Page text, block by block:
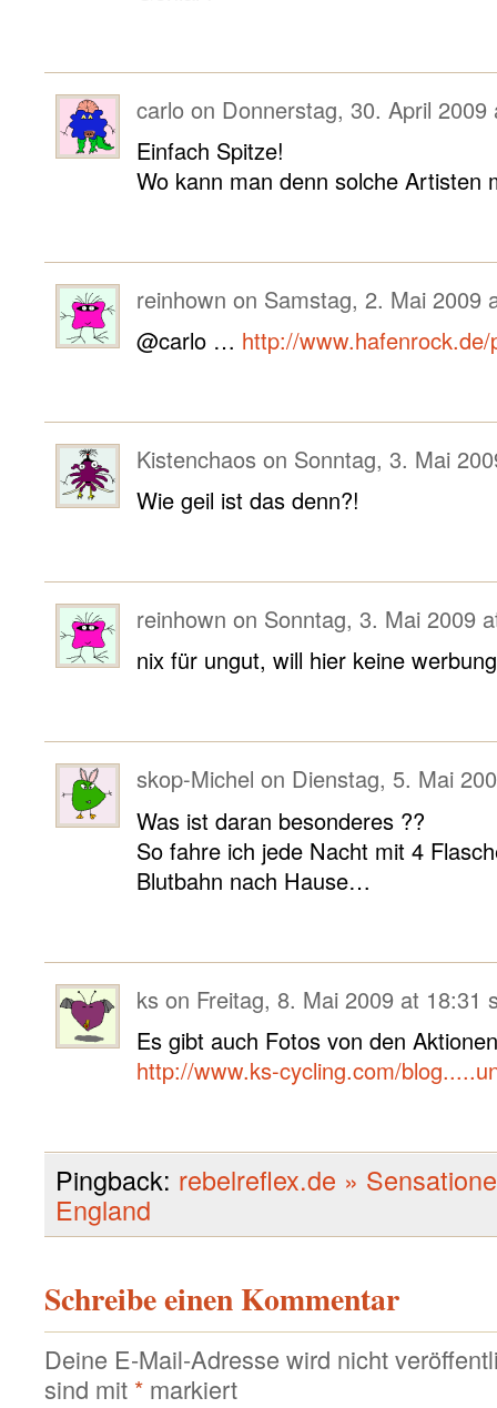
carlo on Donnerstag, 30. April 2009
Einfach Spitze!
Wo kann man denn solche Artisten
reinhown on Samstag, 2. Mai 2009
@carlo … http://
Kistenchaos on Sonntag, 3. Mai
Wie geil ist das denn?!
reinhown on Sonntag, 3. Mai 2009
nix für ungut, will hier keine
skop-Michel on Dienstag, 5. Mai
Was ist daran besonderes ??
So fahre ich jede Nacht mit 4
Blutbahn nach Hause…
ks on Freitag, 8. Mai 2009 at 18:31
Es gibt auch Fotos von den
http://www.ks-cycling.com/
Pingback: rebelreflex.de »
England
Schreibe einen Kommentar
Deine E-Mail-Adresse wird nicht
sind mit * markiert